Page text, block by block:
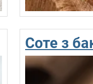
Соте з